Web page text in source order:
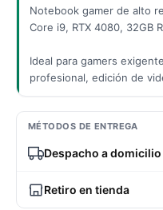
Notebook gamer de alto
Core i9, RTX 4080, 32GB
Ideal para gamers
profesional, edición de
MÉTODOS DE ENTREGA
Despacho a domicilio
Retiro en tienda